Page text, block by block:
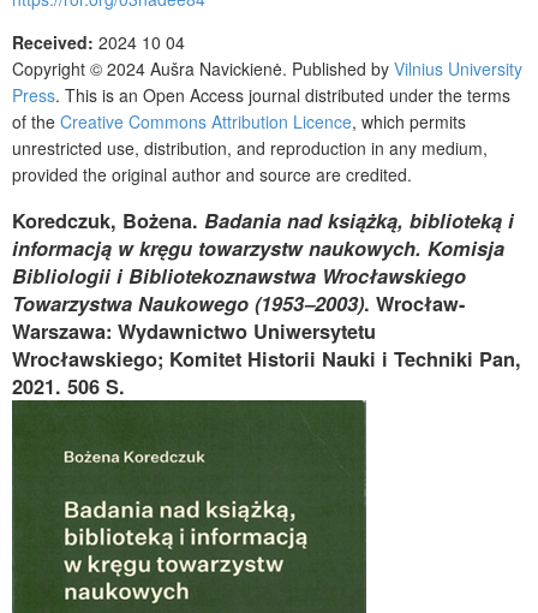
Received: 2024 10 04
Copyright © 2024 Aušra Navickienė. Published by Vilnius University
Press. This is an Open Access journal distributed under the terms
of the Creative Commons Attribution Licence, which permits
unrestricted use, distribution, and reproduction in any medium,
provided the original author and source are credited.
Koredczuk, Bożena. Badania nad książką, biblioteką i
informacją w kręgu towarzystw naukowych. Komisja
Bibliologii i Bibliotekoznawstwa Wrocławskiego
Towarzystwa Naukowego (1953‒2003). Wrocław-
Warszawa: Wydawnictwo Uniwersytetu
Wrocławskiego; Komitet Historii Nauki i Techniki Pan,
2021. 506 S.